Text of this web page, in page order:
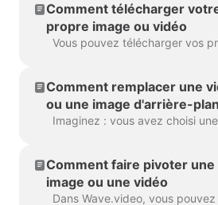
Comment télécharger
propre image ou vidéo
Comment remplacer une
ou une image d'arrière-plan
Comment faire pivoter une
image ou une vidéo